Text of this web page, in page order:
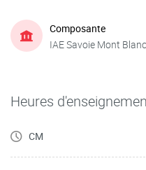
Composante
IAE Savoie Mont Blanc
Heures
CM